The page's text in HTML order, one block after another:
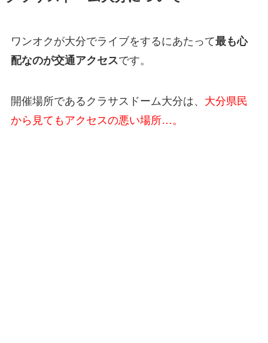
ワンオクが大分でライブをするにあたって最も心
配なのが交通アクセスです。
開催場所であるクラサスドーム大分は、 大分県民
から見てもアクセスの悪い場所…。